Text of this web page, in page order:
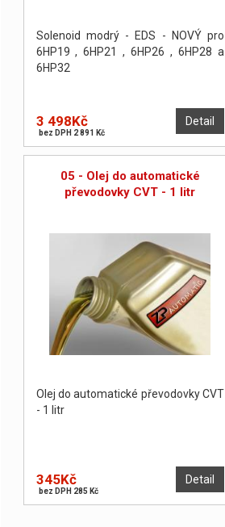
Solenoid modrý - EDS - NOVÝ pro
6HP19 , 6HP21 , 6HP26 , 6HP28 a
6HP32
Detail
3 498Kč
bez DPH 2 891 Kč
05 - Olej do automatické
převodovky CVT - 1 litr
Olej do automatické převodovky CVT
- 1 litr
Detail
345Kč
bez DPH 285 Kč